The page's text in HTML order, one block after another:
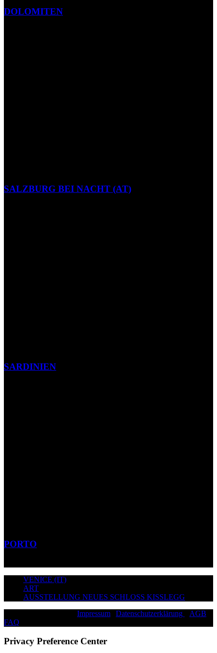
DOLOMITEN
SALZBURG BEI NACHT (AT)
SARDINIEN
PORTO
VENICE (IT)
ART
AUSSTELLUNG NEUES SCHLOSS KISSLEGG
Impressum Datenschutzerklärung AGB
FAQ
Privacy Preference Center